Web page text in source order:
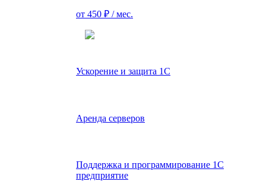
от 450 ₽ / мес.
Ускорение и защита 1С
Аренда серверов
Поддержка и программирование 1С
предприятие